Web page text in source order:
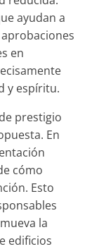
ayudan a
en
y espíritu.
prestigio
En
cómo
Esto
la
edificios